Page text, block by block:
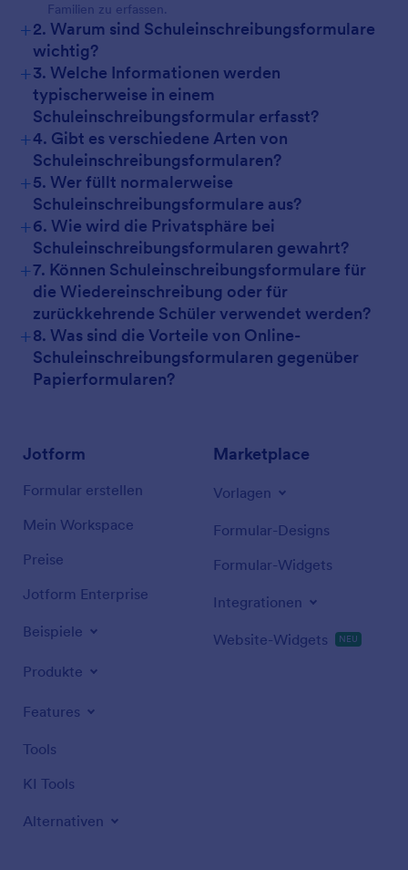
Familien zu erfassen.
+2. Warum sind Schuleinschreibungsformulare
wichtig?
+3. Welche Informationen werden
typischerweise in einem
Schuleinschreibungsformular erfasst?
+4. Gibt es verschiedene Arten von
Schuleinschreibungsformularen?
+5. Wer füllt normalerweise
Schuleinschreibungsformulare aus?
+6. Wie wird die Privatsphäre bei
Schuleinschreibungsformularen gewahrt?
+7. Können Schuleinschreibungsformulare für
die Wiedereinschreibung oder für
zurückkehrende Schüler verwendet werden?
+8. Was sind die Vorteile von Online-
Schuleinschreibungsformularen gegenüber
Papierformularen?
Jotform
Formular erstellen
Mein Workspace
Preise
Jotform Enterprise
Beispiele
Produkte
Features
Tools
KI Tools
Alternativen
Marketplace
Vorlagen
Formular-Designs
Formular-Widgets
Integrationen
Website-Widgets NEU